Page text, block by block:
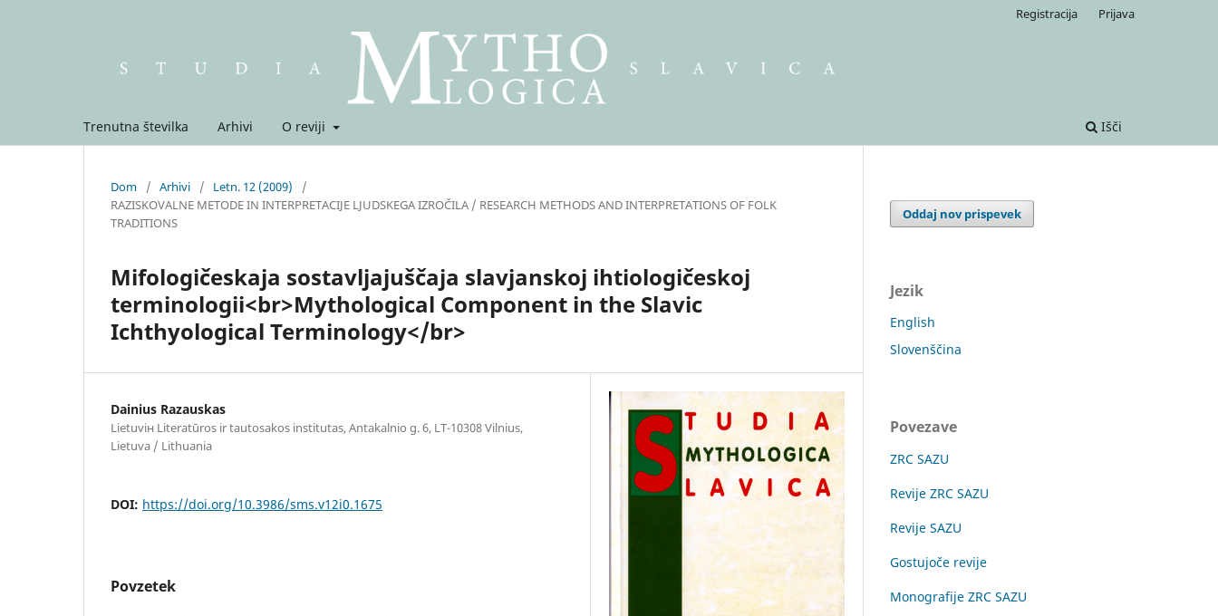
Trenutna številka Arhivi O reviji Išči
Registracija Prijava
Dom / Arhivi / Letn. 12 (2009)
/
RAZISKOVALNE METODE IN INTERPRETACIJE LJUDSKEGA IZROČILA / RESEARCH METHODS AND INTERPRETATIONS OF FOLK
TRADITIONS
Mifologičeskaja sostavljajuščaja slavjanskoj ihtiologičeskoj
terminologii<br>Mythological Component in the Slavic
Ichthyological Terminology</br>
Dainius Razauskas
Lietuviн Literatūros ir tautosakos institutas, Antakalnio g. 6, LT-10308 Vilnius,
Lietuva / Lithuania
DOI: https://doi.org/10.3986/sms.v12i0.1675
Povzetek
Oddaj nov prispevek
Jezik
English
Slovenščina
Povezave
ZRC SAZU
Revije ZRC SAZU
Revije SAZU
Gostujoče revije
Monografije ZRC SAZU